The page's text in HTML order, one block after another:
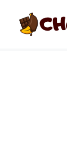
contenido